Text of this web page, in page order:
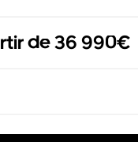
de 36 990€